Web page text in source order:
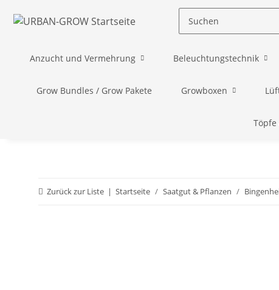
Anzucht und Vermehrung Beleuchtungstechnik
Grow Bundles / Grow Pakete Growboxen
Zurück zur Liste Startseite Saatgut & Pflanzen